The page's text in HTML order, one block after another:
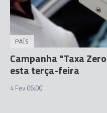
PAÍS
Campanha "Taxa
esta terça-feira
4 Fev 06:00